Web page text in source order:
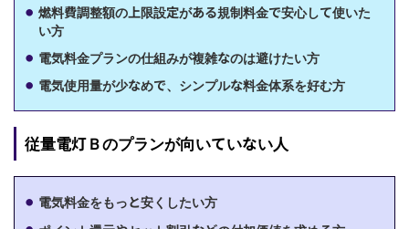
燃料費調整額の上限設定がある規制料金で安心して使いた
い方
電気料金プランの仕組みが複雑なのは避けたい方
電気使用量が少なめで、シンプルな料金体系を好む方
従量電灯Ｂのプランが向いていない人
電気料金をもっと安くしたい方